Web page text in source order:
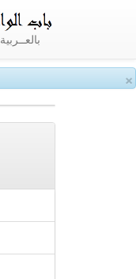
×
بالعــربية